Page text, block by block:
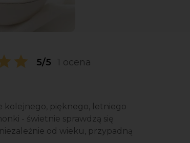
5/5 1 ocena
kolejnego, pięknego, letniego
- świetnie sprawdzą się
od wieku, przypadną